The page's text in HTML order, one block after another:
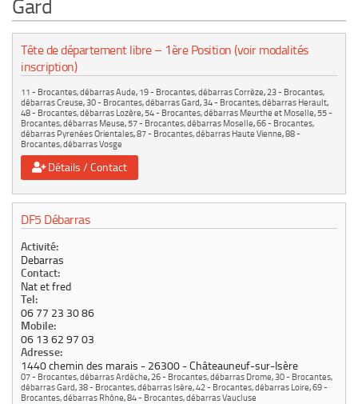
Le marché du mobilier d’occasion
Contact
Gard
Tête de département libre – 1ère Position (voir modalités
inscription)
11 - Brocantes, débarras Aude, 19 - Brocantes, débarras Corrèze,23 - Brocantes,
débarras Creuse,30 - Brocantes, débarras Gard,34 - Brocantes, débarras Herault,
48 - Brocantes, débarras Lozère,54 - Brocantes, débarras Meurthe et Moselle,55 -
Brocantes, débarras Meuse,57 - Brocantes, débarras Moselle,66 - Brocantes,
débarras Pyrenées Orientales,87 - Brocantes, débarras Haute Vienne,88 -
Brocantes, débarras Vosge
Détails / Contact
DF5 Débarras
Activité:
Debarras
Contact:
Nat et fred
Tel:
06 77 23 30 86
Mobile:
06 13 62 97 03
Adresse:
1440 chemin des marais 26300 Châteauneuf-sur-Isère
07 - Brocantes, débarras Ardèche,26 - Brocantes, débarras Drome,30 - Brocantes,
débarras Gard,38 - Brocantes, débarras Isère,42 - Brocantes, débarras Loire,69 -
Brocantes, débarras Rhône,84 - Brocantes, débarras Vaucluse